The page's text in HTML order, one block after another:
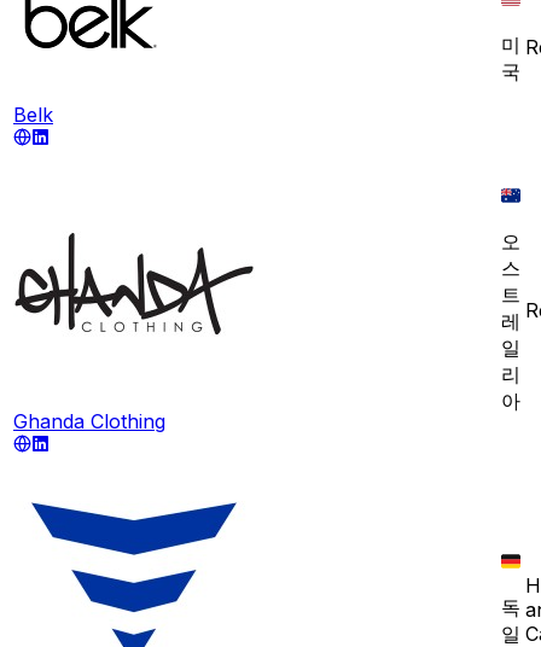
Belk
미
국
Ghanda Clothing
오
스
트
레
일
리
아
독
일